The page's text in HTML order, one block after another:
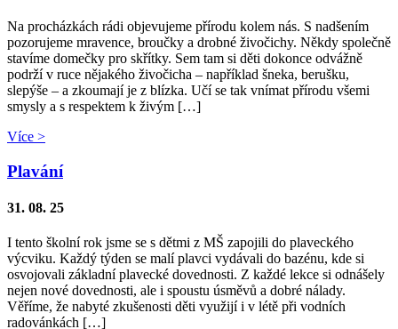
Na procházkách rádi objevujeme přírodu kolem nás. S nadšením
pozorujeme mravence, broučky a drobné živočichy. Někdy společně
stavíme domečky pro skřítky. Sem tam si děti dokonce odvážně
podrží v ruce nějakého živočicha – například šneka, berušku,
slepýše – a zkoumají je z blízka. Učí se tak vnímat přírodu všemi
smysly a s respektem k živým […]
Více >
Plavání
31. 08. 25
I tento školní rok jsme se s dětmi z MŠ zapojili do plaveckého
výcviku. Každý týden se malí plavci vydávali do bazénu, kde si
osvojovali základní plavecké dovednosti. Z každé lekce si odnášely
nejen nové dovednosti, ale i spoustu úsměvů a dobré nálady.
Věříme, že nabyté zkušenosti děti využijí i v létě při vodních
radovánkách […]